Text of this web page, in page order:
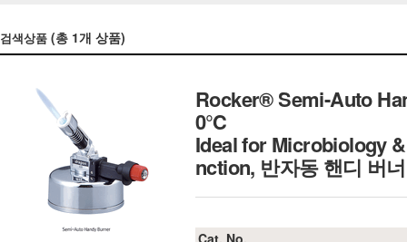
검색상품 (총 1개 상품)
Rocker® Semi-Auto
0℃
Ideal for Microbiology
nction, 반자동 핸디 버너
Cat. No.